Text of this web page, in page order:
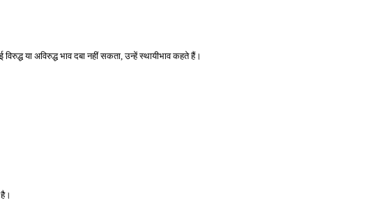
या अविरुद्ध भाव दबा नहीं सकता, उन्हें स्थायीभाव कहते हैं।